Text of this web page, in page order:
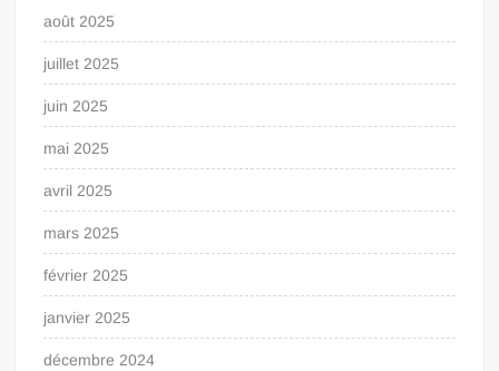
août 2025
juillet 2025
juin 2025
mai 2025
avril 2025
mars 2025
février 2025
janvier 2025
décembre 2024